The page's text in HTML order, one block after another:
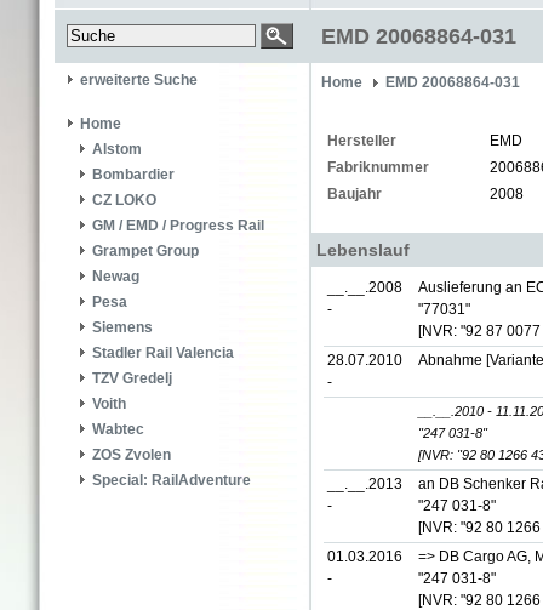
EMD 20068864-031
erweiterte Suche
Home
Alstom
Bombardier
CZ LOKO
GM / EMD / Progress Rail
Grampet Group
Newag
Pesa
Siemens
Stadler Rail Valencia
TZV Gredelj
Voith
Wabtec
ZOS Zvolen
Special: RailAdventure
Home EMD 20068864-031
Hersteller
EMD
Fabriknummer
Baujahr
2008
Lebenslauf
__.__.2008
-
Auslieferung an
"77031"
[NVR: "92 87
28.07.2010
-
Abnahme
__.__.2010 -
"247 031-8"
[NVR: "92 80 1266
__.__.2013
-
an DB Schenker
"247 031-8"
[NVR: "92 80
01.03.2016
-
=> DB Cargo AG,
"247 031-8"
[NVR: "92 80